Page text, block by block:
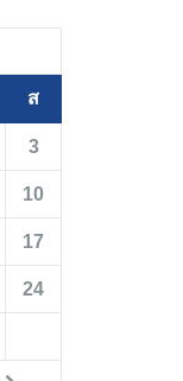
ส
3
10
17
24